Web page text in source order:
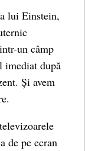
lui Einstein,
un câmp
imediat după
Și avem
de pe ecran